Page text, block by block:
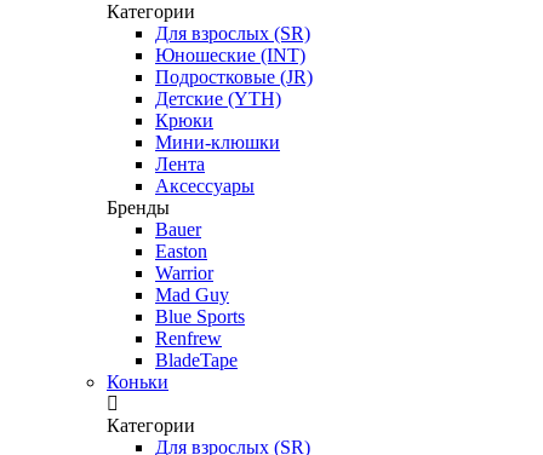
Категории
Для взрослых (SR)
Юношеские (INT)
Подростковые (JR)
Детские (YTH)
Крюки
Мини-клюшки
Лента
Аксессуары
Бренды
Bauer
Easton
Warrior
Mad Guy
Blue Sports
Renfrew
BladeTape
Коньки
Категории
Для взрослых (SR)